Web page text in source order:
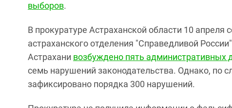
выборов.
В прокуратуре Астраханской области 10
астраханского отделения "Справедливой
Астрахани возбуждено пять административных
семь нарушений законодательства. Однако, по
зафиксировано порядка 300 нарушений.